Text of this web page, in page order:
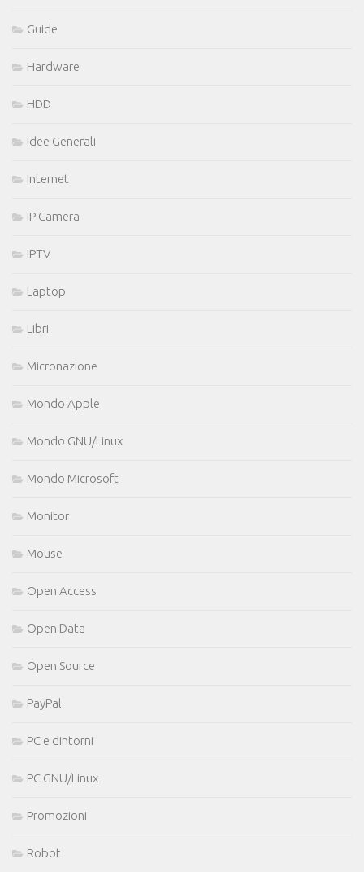
Guide
Hardware
HDD
Idee Generali
Internet
IP Camera
IPTV
Laptop
Libri
Micronazione
Mondo Apple
Mondo GNU/Linux
Mondo Microsoft
Monitor
Mouse
Open Access
Open Data
Open Source
PayPal
PC e dintorni
PC GNU/Linux
Promozioni
Robot